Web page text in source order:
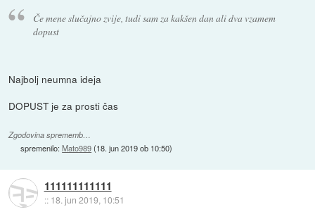
Če mene slučajno zvije, tudi sam za kakšen dan ali dva vzamem
dopust
Najbolj neumna ideja
DOPUST je za prosti čas
Zgodovina sprememb…
spremenilo:Mato989(18. jun 2019 ob 10:50)
111111111111
:: 18. jun 2019, 10:51